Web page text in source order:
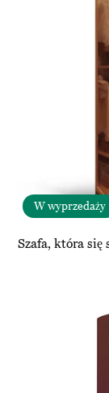
W wyprzedaży
Szafa, która się